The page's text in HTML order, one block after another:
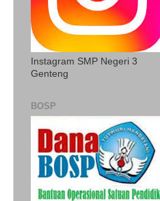
Instagram SMP Negeri 3
Genteng
BOSP